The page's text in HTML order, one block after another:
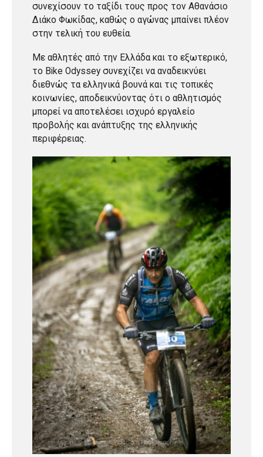
συνεχίσουν το ταξίδι τους προς τον Αθανάσιο
Διάκο Φωκίδας, καθώς ο αγώνας μπαίνει πλέον
στην τελική του ευθεία.
Με αθλητές από την Ελλάδα και το εξωτερικό,
το Bike Odyssey συνεχίζει να αναδεικνύει
διεθνώς τα ελληνικά βουνά και τις τοπικές
κοινωνίες, αποδεικνύοντας ότι ο αθλητισμός
μπορεί να αποτελέσει ισχυρό εργαλείο
προβολής και ανάπτυξης της ελληνικής
περιφέρειας.